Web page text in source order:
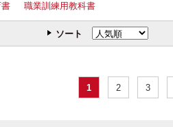
職業訓練用教科書
ソート
1 2 3